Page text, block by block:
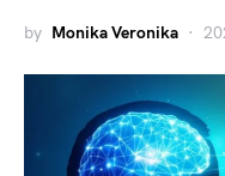
by Monika Veronika